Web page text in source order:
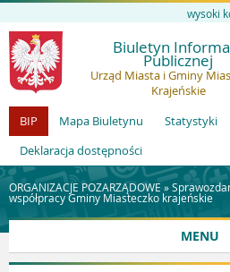
wysoki
Biuletyn
Publicznej
Urząd Miasta i Gminy
Krajeńskie
BIP
Mapa Biuletynu Statystyki
Deklaracja dostępności
ORGANIZACJE POZARZĄDOWE »
współpracy Gminy Miasteczko krajeńskie
MENU